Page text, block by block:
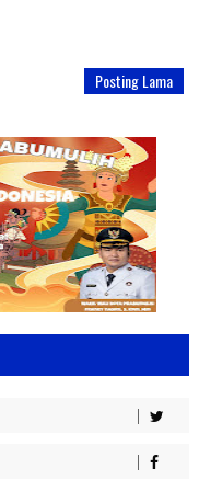
Posting Lama